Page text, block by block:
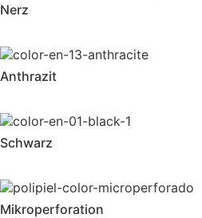
Nerz
Anthrazit
Schwarz
Mikroperforation